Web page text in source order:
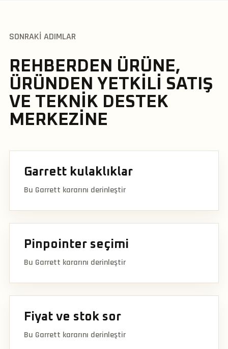
SONRAKI ADIMLAR
REHBERDEN ÜRÜNE,
ÜRÜNDEN YETKILI SATIŞ
VE TEKNIK DESTEK
MERKEZINE
Garrett kulaklıklar
Bu Garrett kararını derinleştir
Pinpointer seçimi
Bu Garrett kararını derinleştir
Fiyat ve stok sor
Bu Garrett kararını derinleştir